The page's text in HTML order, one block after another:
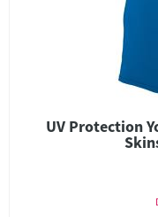
UV Protection